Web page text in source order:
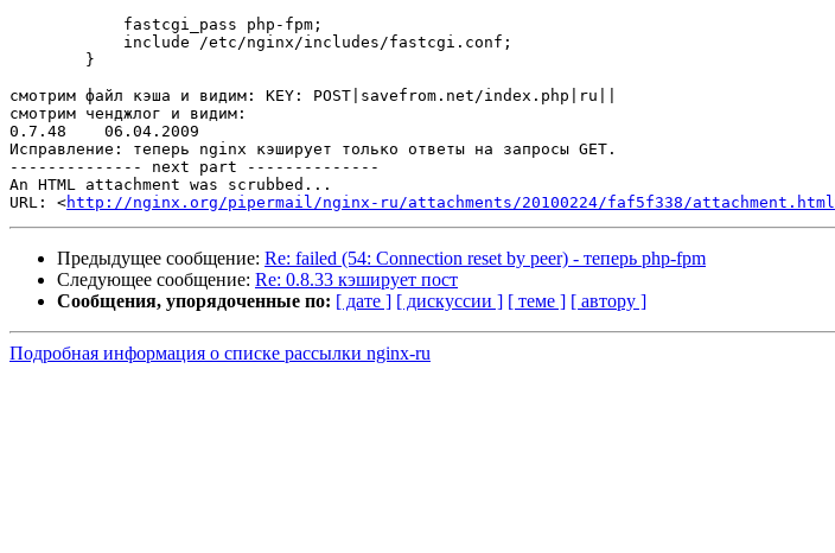
            fastcgi_pass php-fpm;
            include /etc/nginx/includes/fastcgi.conf;
        }
смотрим файл кэша и видим: KEY: POST|savefrom.net/index.php|ru||
смотрим ченджлог и видим:
0.7.48    06.04.2009
Исправление: теперь nginx кэширует только ответы на запросы GET.
-------------- next part --------------
An HTML attachment was scrubbed...
URL: <http://nginx.org/pipermail/nginx-ru/attachments/20100224/faf5f338/attachment.html
Предыдущее сообщение: Re: failed (54: Connection reset by peer) - теперь php-fpm
Следующее сообщение: Re: 0.8.33 кэширует пост
Сообщения, упорядоченные по: [ дате ] [ дискуссии ] [ теме ] [ автору ]
Подробная информация о списке рассылки nginx-ru